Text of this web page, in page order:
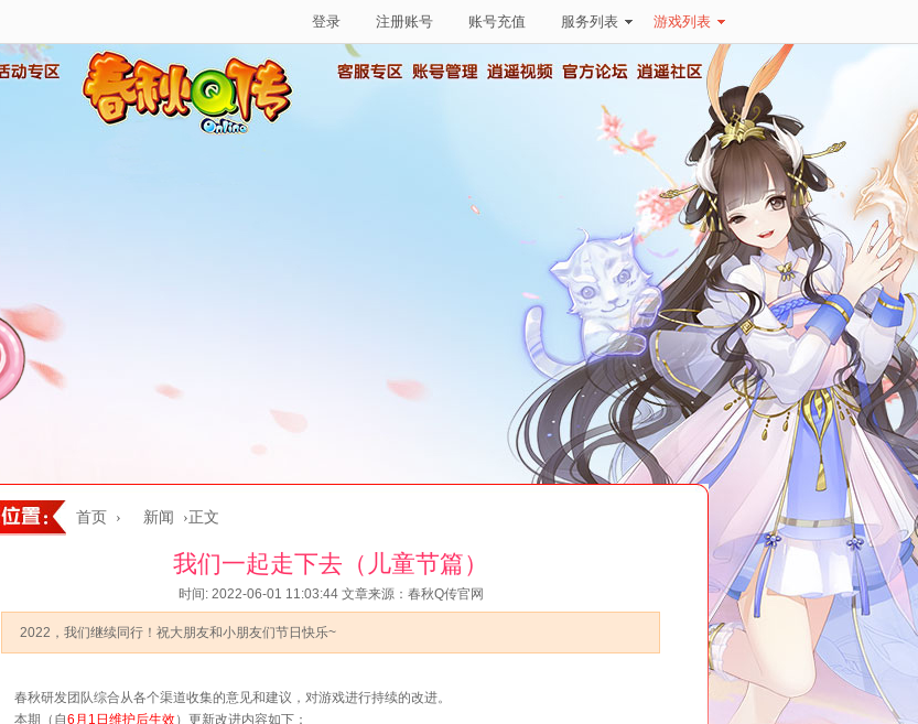
登录 注册账号 账号充值 服务列表 游戏列表
首页 › 新闻 ›正文
我们一起走下去（儿童节篇）
时间: 2022-06-01 11:03:44 文章来源：春秋Q传官网
2022，我们继续同行！祝大朋友和小朋友们节日快乐~
春秋研发团队综合从各个渠道收集的意见和建议，对游戏进行持续的改进。
本期（自6月1日维护后生效）更新改进内容如下：